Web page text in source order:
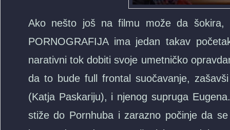
Ako nešto još na filmu može da šokira,
PORNOGRAFIJA ima jedan takav
narativni tok dobiti svoje umetničko
da to bude full frontal suočavanje,
(Katja Paskariju), i njenog supruga
stiže do Pornhuba i zarazno počinje da